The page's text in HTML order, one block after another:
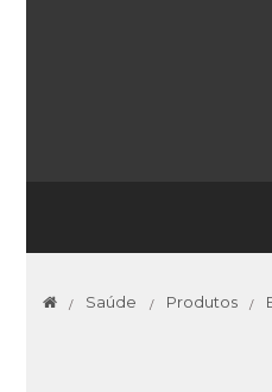
Saúde Produtos